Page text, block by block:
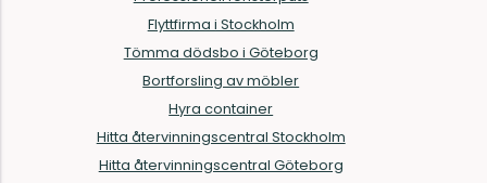
Flyttfirma i Stockholm
Tömma dödsbo i Göteborg
Bortforsling av möbler
Hyra container
Hitta återvinningscentral Stockholm
Hitta återvinningscentral Göteborg